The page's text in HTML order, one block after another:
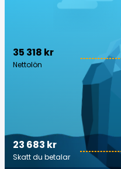
35 318 kr
Nettolön
23 683 kr
Skatt du betalar